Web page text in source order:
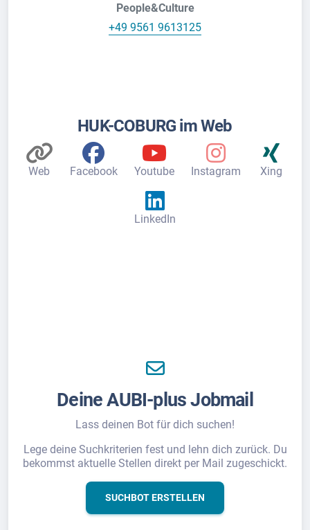
People&Culture
+49 9561 9613125
HUK-COBURG im Web
Web Facebook Youtube Instagram Xing
LinkedIn
Deine AUBI-plus Jobmail
Lass deinen Bot für dich suchen!
Lege deine Suchkriterien fest und lehn dich zurück. Du
bekommst aktuelle Stellen direkt per Mail zugeschickt.
SUCHBOT ERSTELLEN